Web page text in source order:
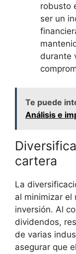
robusto
ser un
durante
Te puede
Análisis e
⁢cartera
La
al minimizar el
inversión. Al
dividendos,
de⁤ varias
asegurar que